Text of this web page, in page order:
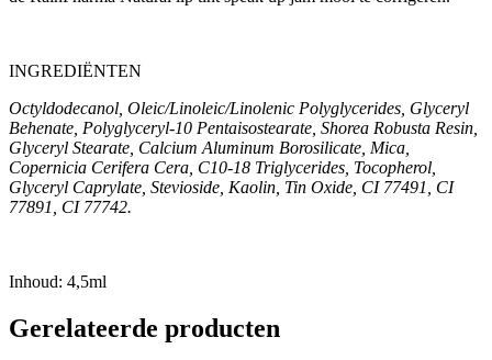
INGREDIËNTEN
Octyldodecanol, Oleic/Linoleic/Linolenic Polyglycerides, Glyceryl
Behenate, Polyglyceryl-10 Pentaisostearate, Shorea Robusta Resin,
Glyceryl Stearate, Calcium Aluminum Borosilicate, Mica,
Copernicia Cerifera Cera, C10-18 Triglycerides, Tocopherol,
Glyceryl Caprylate, Stevioside, Kaolin, Tin Oxide, CI 77491, CI
77891, CI 77742.
Inhoud: 4,5ml
Gerelateerde producten